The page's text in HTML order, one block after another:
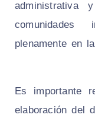
administrativa
comunidades
plenamente en
Es importante
elaboración del